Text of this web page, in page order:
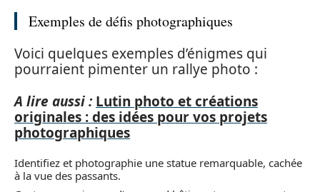
Exemples de défis photographiques
Voici quelques exemples d’énigmes qui
pourraient pimenter un rallye photo :
A lire aussi : Lutin photo et créations
originales : des idées pour vos projets
photographiques
Identifiez et photographie une statue remarquable, cachée
à la vue des passants.